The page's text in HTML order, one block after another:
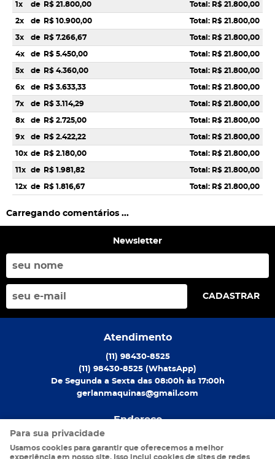
1x de R$ 21.800,00 Total: R$ 21.800,00
2x de R$ 10.900,00 Total: R$ 21.800,00
3x de R$ 7.266,67 Total: R$ 21.800,00
4x de R$ 5.450,00 Total: R$ 21.800,00
5x de R$ 4.360,00 Total: R$ 21.800,00
6x de R$ 3.633,33 Total: R$ 21.800,00
7x de R$ 3.114,29 Total: R$ 21.800,00
8x de R$ 2.725,00 Total: R$ 21.800,00
9x de R$ 2.422,22 Total: R$ 21.800,00
10x de R$ 2.180,00 Total: R$ 21.800,00
11x de R$ 1.981,82 Total: R$ 21.800,00
12x de R$ 1.816,67 Total: R$ 21.800,00
Carregando comentários ...
Newsletter
CADASTRAR
Atendimento
(11) 98430-8525
(11) 98430-8525 (WhatsApp)
De Segunda a Sexta das 08:00h às 17:00h
gerlanmaquinas@gmail.com
Endereço
Rua São Caetano, S/N
CEP: 01104-001
Para sua privacidade
Usamos cookies para garantir que oferecemos a melhor
experiência em nosso site. Isso inclui cookies de sites de redes